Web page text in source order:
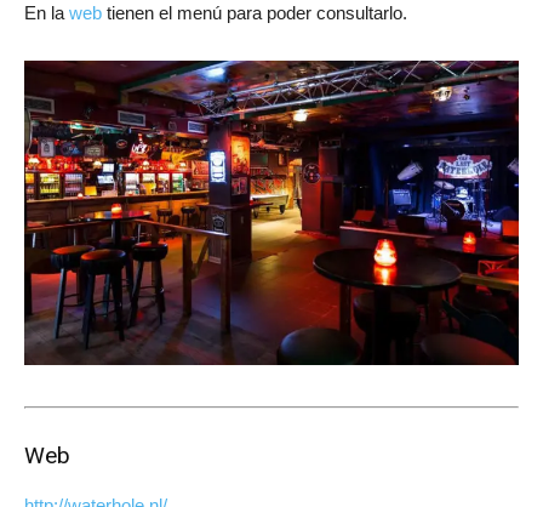
En la web tienen el menú para poder consultarlo.
Web